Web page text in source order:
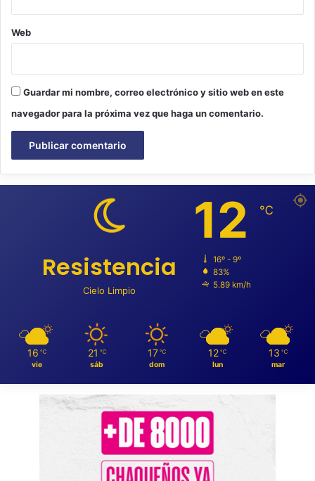
Web
Guardar mi nombre, correo electrónico y sitio web en este
navegador para la próxima vez que haga un comentario.
Resistencia
Cielo Limpio
12 ℃
16º - 9º
83%
5.89 km/h
16 ℃
vie
21 ℃
sáb
17 ℃
dom
12 ℃
lun
13 ℃
mar